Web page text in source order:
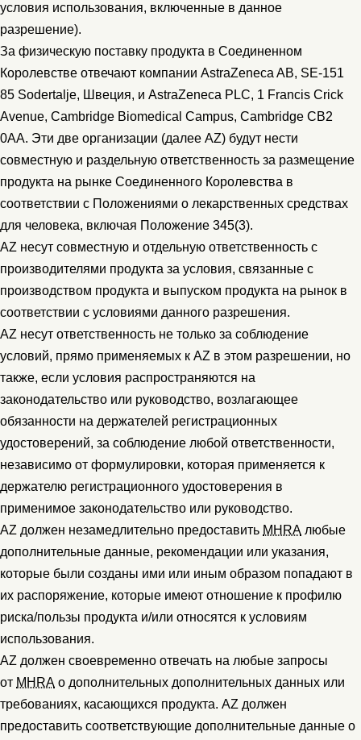
условия использования, включенные в данное
разрешение).
За физическую поставку продукта в Соединенном
Королевстве отвечают компании AstraZeneca AB, SE-151
85 Sodertalje, Швеция, и AstraZeneca PLC, 1 Francis Crick
Avenue, Cambridge Biomedical Campus, Cambridge CB2
0AA. Эти две организации (далее AZ) будут нести
совместную и раздельную ответственность за размещение
продукта на рынке Соединенного Королевства в
соответствии с Положениями о лекарственных средствах
для человека, включая Положение 345(3).
AZ несут совместную и отдельную ответственность с
производителями продукта за условия, связанные с
производством продукта и выпуском продукта на рынок в
соответствии с условиями данного разрешения.
AZ несут ответственность не только за соблюдение
условий, прямо применяемых к AZ в этом разрешении, но
также, если условия распространяются на
законодательство или руководство, возлагающее
обязанности на держателей регистрационных
удостоверений, за соблюдение любой ответственности,
независимо от формулировки, которая применяется к
держателю регистрационного удостоверения в
применимое законодательство или руководство.
AZ должен незамедлительно предоставить MHRA любые
дополнительные данные, рекомендации или указания,
которые были созданы ими или иным образом попадают в
их распоряжение, которые имеют отношение к профилю
риска/пользы продукта и/или относятся к условиям
использования.
AZ должен своевременно отвечать на любые запросы
от MHRA о дополнительных дополнительных данных или
требованиях, касающихся продукта. AZ должен
предоставить соответствующие дополнительные данные о